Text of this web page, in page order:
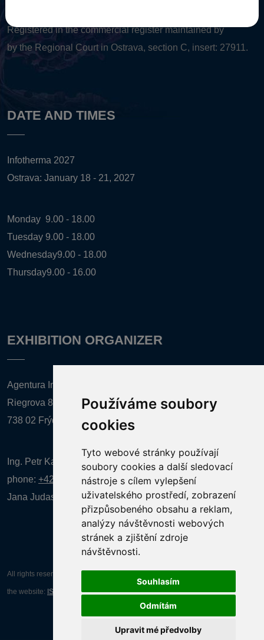
Používáme soubory
cookies
Tyto webové stránky používají
soubory cookies a další sledovací
nástroje s cílem vylepšení
uživatelského prostředí, zobrazení
přizpůsobeného obsahu a reklam,
analýzy návštěvnosti webových
stránek a zjištění zdroje
návštěvnosti.
Souhlasím
Odmítám
Upravit mé předvolby
Registered in the commercial register maintained by
by the Regional Court in Ostrava, section C, insert: 27911.
DATE AND TIMES
Infotherma 2027
Ostrava: January 18 - 21, 2027
Monday 9.00 - 18.00
Tuesday 9.00 - 18.00
Wednesday9.00 - 18.00
Thursday9.00 - 16.00
EXHIBITION ORGANIZER
Agentura Inforpres, s.r.o.
Riegrova 857
738 02 Frýdek-Místek
Ing. Petr Kalenda,
phone: +420 777 080 867(EN comunication)
Jana Judasová, administration phone:+420 737 169 106
All rights reserved AGENTURA INFORPRES s.r.o. Creation and operation of
the website: ISSA CZECH s.r.o.